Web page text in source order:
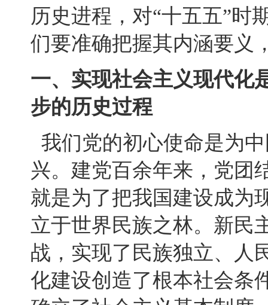
历史进程，对“十五五”时
们要准确把握其内涵要义
一、实现社会主义现代化
步的历史过程
我们党的初心使命是为
兴。建党百余年来，党团
就是为了把我国建设成为
立于世界民族之林。新民
战，实现了民族独立、人
化建设创造了根本社会条